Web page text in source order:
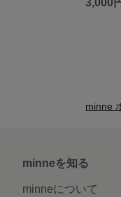
minne
minneを知る
minneについて